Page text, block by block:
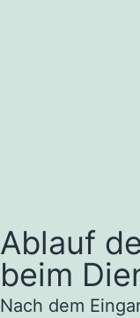
Ablauf
beim
Nach dem